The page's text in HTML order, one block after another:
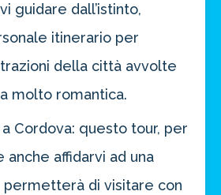
guidare dall’istinto,
itinerario per
della città avvolte
molto romantica.
Cordova: questo tour, per
affidarvi ad una
permetterà di visitare con
oltre il 21%!
del nostro 4-2-1
2 omaggi e 1 Novità!
OFFERTA